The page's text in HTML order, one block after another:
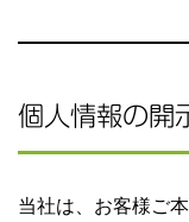
個人情報の開
当社は、お客様ご